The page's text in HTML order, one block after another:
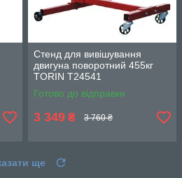
Стенд для вивішування
двигуна поворотний 455кг
TORIN T24541
Готово до відправки
3 349 ₴ 3 760 ₴
ще